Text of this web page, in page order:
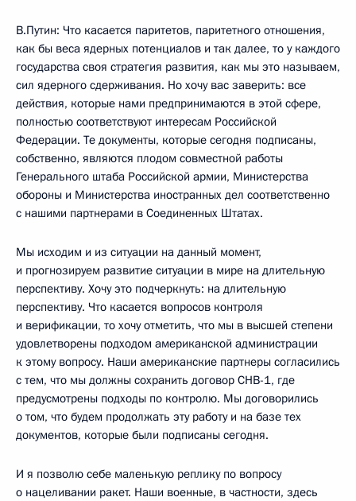
В.Путин: Что касается паритетов, паритетного отношения,
как бы веса ядерных потенциалов и так далее, то у каждого
государства своя стратегия развития, как мы это называем,
сил ядерного сдерживания. Но хочу вас заверить: все
действия, которые нами предпринимаются в этой сфере,
полностью соответствуют интересам Российской
Федерации. Те документы, которые сегодня подписаны,
собственно, являются плодом совместной работы
Генерального штаба Российской армии, Министерства
обороны и Министерства иностранных дел соответственно
с нашими партнерами в Соединенных Штатах.
Мы исходим и из ситуации на данный момент,
и прогнозируем развитие ситуации в мире на длительную
перспективу. Хочу это подчеркнуть: на длительную
перспективу. Что касается вопросов контроля
и верификации, то хочу отметить, что мы в высшей степени
удовлетворены подходом американской администрации
к этому вопросу. Наши американские партнеры согласились
с тем, что мы должны сохранить договор СНВ-1, где
предусмотрены подходы по контролю. Мы договорились
о том, что будем продолжать эту работу и на базе тех
документов, которые были подписаны сегодня.
И я позволю себе маленькую реплику по вопросу
о нацеливании ракет. Наши военные, в частности, здесь